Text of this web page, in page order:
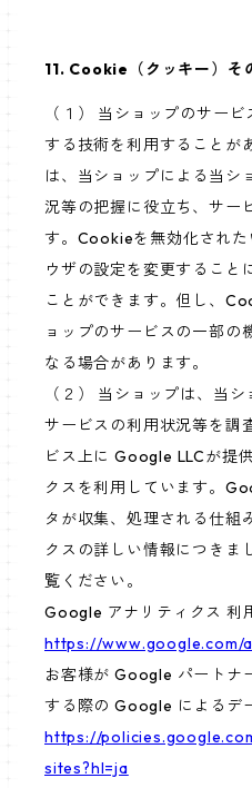
11. Cookie（クッキー）そ
（１） 当ショップのサー
する技術を利用することが
は、当ショップによる当シ
況等の把握に役立ち、サー
す。Cookieを無効化され
ウザの設定を変更するこ
ことができます。但し、
ョップのサービスの一部の
なる場合があります。
（２） 当ショップは、当
サービスの利用状況等を調
ビス上に Google LLCが提
クスを利用しています。
タが収集、処理される仕組
クスの詳しい情報につきま
覧ください。
Google アナリティクス 利
https://www.google.com/
お客様が Google パートナ
する際の Google によるデ
https://
sites?hl=ja